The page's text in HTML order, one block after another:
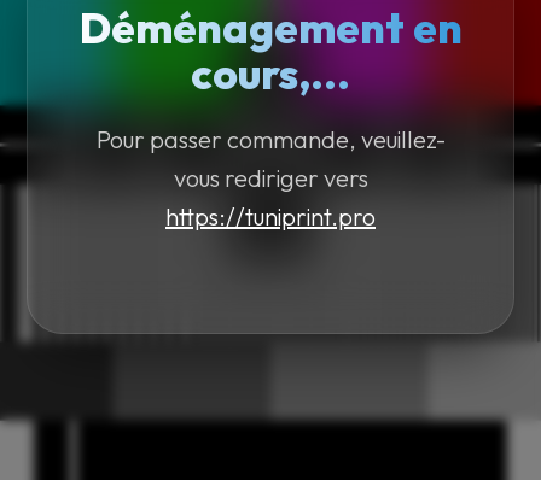
Déménagement en
cours,...
Pour passer commande, veuillez-
vous rediriger vers
https://tuniprint.pro